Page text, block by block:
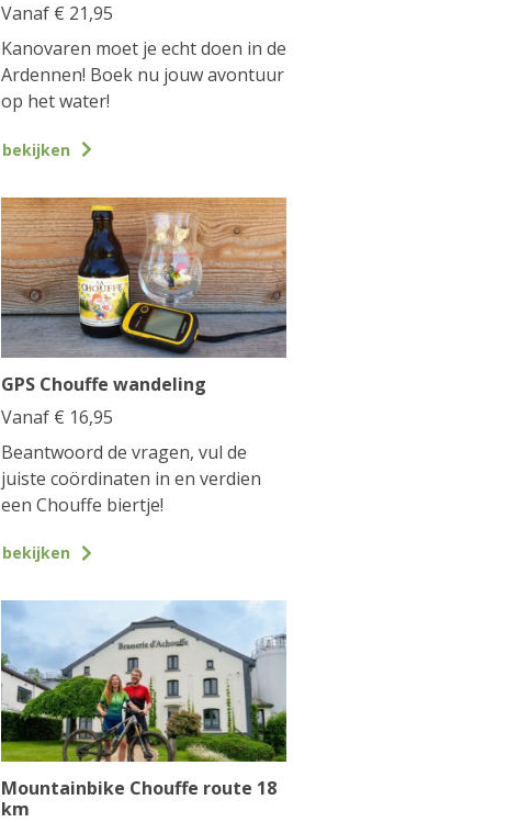
Vanaf € 21,95
Kanovaren moet je echt doen in de
Ardennen! Boek nu jouw avontuur
op het water!
bekijken
GPS Chouffe wandeling
Vanaf € 16,95
Beantwoord de vragen, vul de
juiste coördinaten in en verdien
een Chouffe biertje!
bekijken
Mountainbike Chouffe route 18
km